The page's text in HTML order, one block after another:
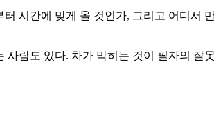
시간에 맞게 올 것인가, 그리고 어디서
람도 있다. 차가 막히는 것이 필자의